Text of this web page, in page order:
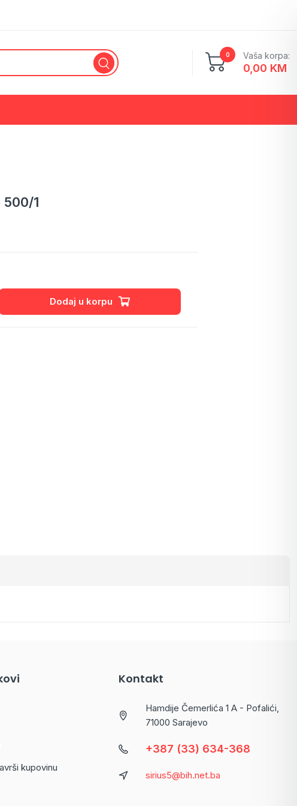
0 Vaša korpa:
0,00 KM
Brza rukavica
1
Dodaj u korpu
kupovinu
Kontakt
Hamdije Čemerlića 1 A - Pofalići,
71000 Sarajevo
+387 (33) 634-368
sirius5@bih.net.ba